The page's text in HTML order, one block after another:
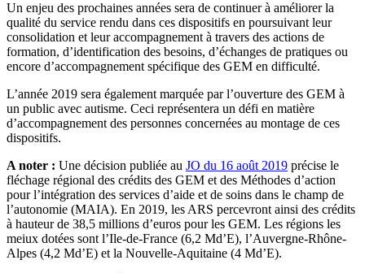
Un enjeu des prochaines années sera de continuer à améliorer la
qualité du service rendu dans ces dispositifs en poursuivant leur
consolidation et leur accompagnement à travers des actions de
formation, d’identification des besoins, d’échanges de pratiques ou
encore d’accompagnement spécifique des GEM en difficulté.
L’année 2019 sera également marquée par l’ouverture des GEM à
un public avec autisme. Ceci représentera un défi en matière
d’accompagnement des personnes concernées au montage de ces
dispositifs.
A noter : Une décision publiée au JO du 16 août 2019 précise le
fléchage régional des crédits des GEM et des Méthodes d’action
pour l’intégration des services d’aide et de soins dans le champ de
l’autonomie (MAIA). En 2019, les ARS percevront ainsi des crédits
à hauteur de 38,5 millions d’euros pour les GEM. Les régions les
meiux dotées sont l’Ile-de-France (6,2 Md’E), l’Auvergne-Rhône-
Alpes (4,2 Md’E) et la Nouvelle-Aquitaine (4 Md’E).